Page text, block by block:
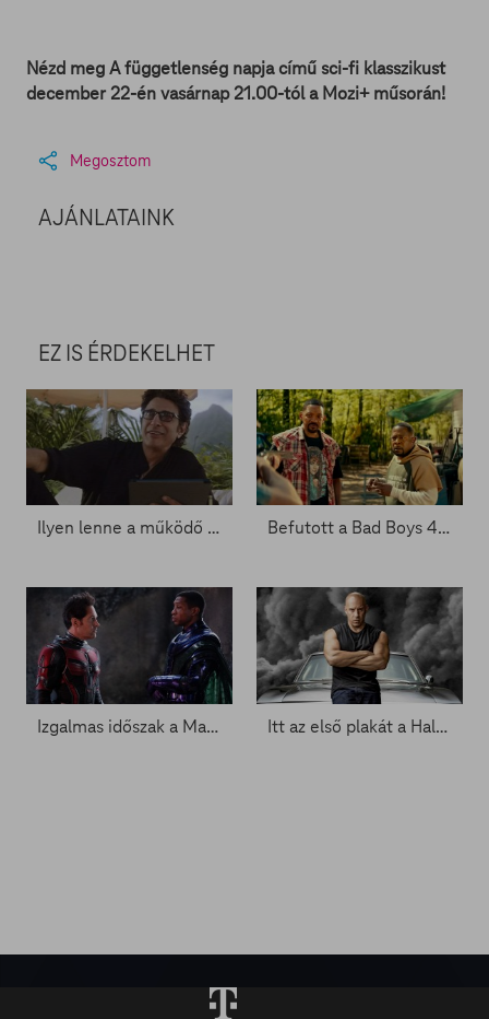
Nézd meg A függetlenség napja című sci-fi klasszikust
december 22-én vasárnap 21.00-tól a Mozi+ műsorán!
Megosztom
AJÁNLATAINK
EZ IS ÉRDEKELHET
Ilyen lenne a működő Jurassic Park - Zacc nélkül 2050. Befutott a Bad Boys 4. előzetese - Zacc nélkül 1848.
Izgalmas időszak a Marvel világában - Zacc nélkül 1631. Itt az első plakát a Halálos iramban végéhez - Zacc nélkül 1621.